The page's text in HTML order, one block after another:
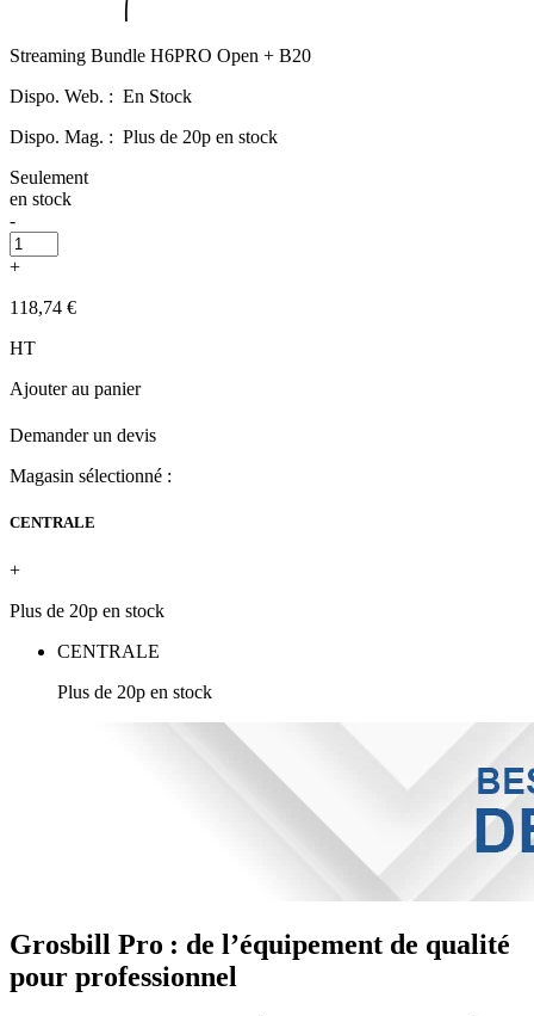
Streaming Bundle H6PRO Open + B20
Dispo. Web. : En Stock
Dispo. Mag. : Plus de 20p en stock
Seulement
en stock
-
+
118,74 €
HT
Ajouter au panier
Demander un devis
Magasin sélectionné :
CENTRALE
+
Plus de 20p en stock
CENTRALE
Plus de 20p en stock
Grosbill Pro : de l’équipement de qualité
pour professionnel